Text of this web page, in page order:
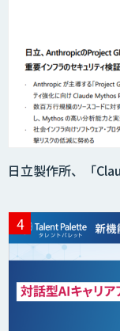
日立製作所、「